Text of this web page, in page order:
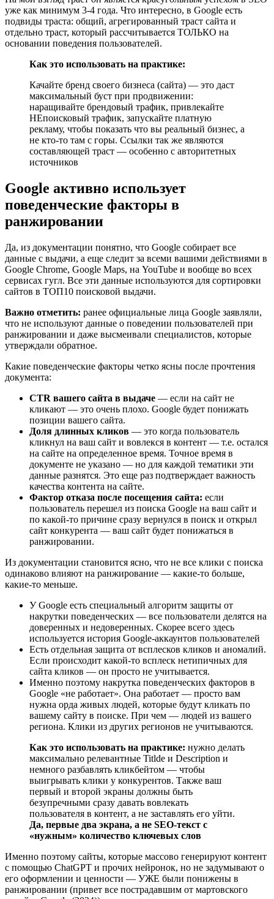
уже как минимум 3-4 года. Что интересно, в Google есть
подвиды траста: общий, агрегированный траст сайта и
отдельно траст, который рассчитывается ТОЛЬКО на
основании поведения пользователей.
Как это использовать на практике:
Качайте бренд своего бизнеса (сайта) — это даст
максимальный буст при продвижении:
наращивайте брендовый трафик, привлекайте
НЕпоисковый трафик, запускайте платную
рекламу, чтобы показать что вы реальный бизнес, а
не кто-то там с горы. Ссылки так же являются
составляющей траст — особенно с авторитетных
источников
Google активно использует
поведенческие факторы в
ранжировании
Да, из документации понятно, что Google собирает все
данные с выдачи, а еще следит за всеми вашими действиями в
Google Chrome, Google Maps, на YouTube и вообще во всех
сервисах гугл. Все эти данные используются для сортировки
сайтов в ТОП10 поисковой выдачи.
Важно отметить: ранее официальные лица Google заявляли,
что не используют данные о поведении пользователей при
ранжировании и даже высмеивали специалистов, которые
утверждали обратное.
Какие поведенческие факторы четко ясны после прочтения
документа:
CTR вашего сайта в выдаче — если на сайт не
кликают — это очень плохо. Google будет понижать
позиции вашего сайта.
Доля длинных кликов — это когда пользователь
кликнул на ваш сайт и вовлекся в контент — т.е. остался
на сайте на определенное время. Точное время в
документе не указано — но для каждой тематики эти
данные разнятся. Это еще раз подтверждает важность
качества контента на сайте.
Фактор отказа после посещения сайта: если
пользователь перешел из поиска Google на ваш сайт и
по какой-то причине сразу вернулся в поиск и открыл
сайт конкурента — ваш сайт будет понижаться в
ранжировании.
Из документации становится ясно, что не все клики с поиска
одинаково влияют на ранжирование — какие-то больше,
какие-то меньше.
У Google есть специальный алгоритм защиты от
накрутки поведенческих — все пользователи делятся на
доверенных и недоверенных. Скорее всего здесь
используется история Google-аккаунтов пользователей
Есть отдельная защита от всплесков кликов и аномалий.
Если происходит какой-то всплеск нетипичных для
сайта кликов — он просто не учитывается.
Именно поэтому накрутка поведенческих факторов в
Google «не работает». Она работает — просто вам
нужна орда живых людей, которые будут кликать по
вашему сайту в поиске. При чем — людей из вашего
региона. Клики из других регионов не учитываются.
Как это использовать на практике: нужно делать
максимально релевантные Titlde и Description и
немного разбавлять кликбейтом — чтобы
выигрывать клики у конкурентов. Также ваш
первый и второй экраны должны быть
безупречными сразу давать вовлекать
пользователя в контент, а не заставлять его уйти.
Да, первые два экрана, а не SEO-текст с
«нужным» количество ключевых слов
Именно поэтому сайты, которые массово генерируют контент
с помощью ChatGPT и прочих нейронок, но не задумывают о
его оформлении и ценности — УЖЕ были понижены в
ранжировании (привет все пострадавшим от мартовского